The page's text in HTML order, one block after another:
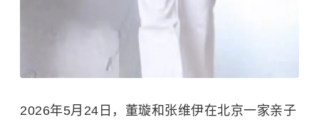
2026年5月24日，董璇和张维伊在北京一家亲子